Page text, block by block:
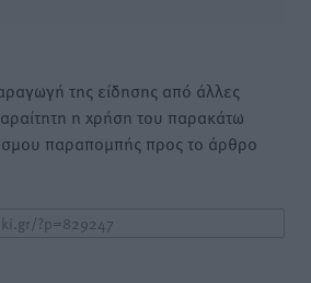
της είδησης από άλλες
η χρήση του παρακάτω
παραπομπής προς το άρθρο